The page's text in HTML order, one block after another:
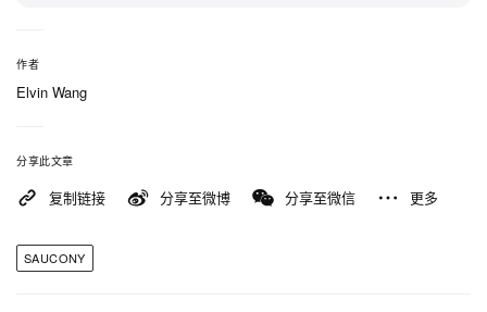
作者
Elvin Wang
分享此文章
复制链接 分享至微博 分享至微信 更多
SAUCONY